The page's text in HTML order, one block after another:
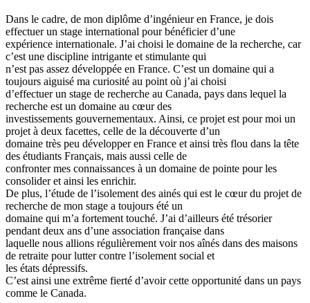
Dans le cadre, de mon diplôme d’ingénieur en France, je dois
effectuer un stage international pour bénéficier d’une
expérience internationale. J’ai choisi le domaine de la recherche, car
c’est une discipline intrigante et stimulante qui
n’est pas assez développée en France. C’est un domaine qui a
toujours aiguisé ma curiosité au point où j’ai choisi
d’effectuer un stage de recherche au Canada, pays dans lequel la
recherche est un domaine au cœur des
investissements gouvernementaux. Ainsi, ce projet est pour moi un
projet à deux facettes, celle de la découverte d’un
domaine très peu développer en France et ainsi très flou dans la tête
des étudiants Français, mais aussi celle de
confronter mes connaissances à un domaine de pointe pour les
consolider et ainsi les enrichir.
De plus, l’étude de l’isolement des ainés qui est le cœur du projet de
recherche de mon stage a toujours été un
domaine qui m’a fortement touché. J’ai d’ailleurs été trésorier
pendant deux ans d’une association française dans
laquelle nous allions régulièrement voir nos aînés dans des maisons
de retraite pour lutter contre l’isolement social et
les états dépressifs.
C’est ainsi une extrême fierté d’avoir cette opportunité dans un pays
comme le Canada.